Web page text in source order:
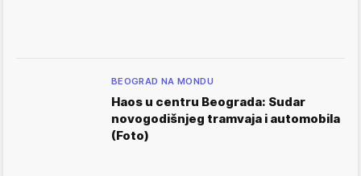
BEOGRAD NA MONDU
Haos u centru Beograda: Sudar
novogodišnjeg tramvaja i automobila
(Foto)